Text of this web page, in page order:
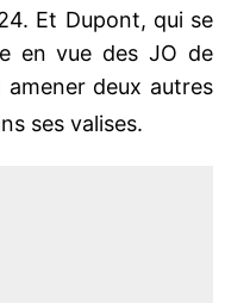
Et Dupont, qui se
en vue des JO de
deux autres
ses valises.